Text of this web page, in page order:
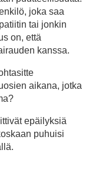
joka saa
tai jonkin
on, että
kanssa.
aikana, jotka
epäilyksiä
puhuisi